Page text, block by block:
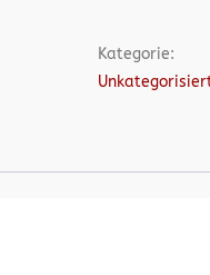
Kategorie: